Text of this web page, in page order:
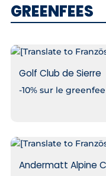
GREENFEES
Golf Club de Sierre
-10% sur le
Andermatt Alpine